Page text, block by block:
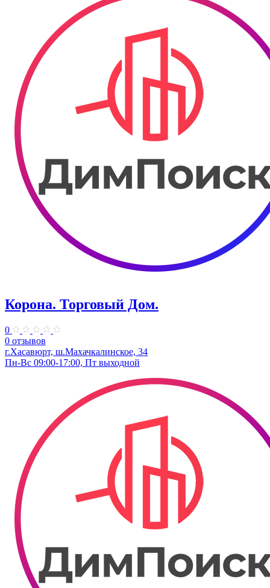
Корона. Торговый Дом.
0
0 отзывов
г.Хасавюрт, ш.Махачкалинское, 34
Пн-Вс 09:00-17:00, Пт выходной